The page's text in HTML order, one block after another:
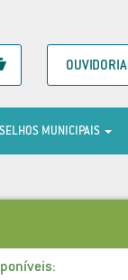
OUVIDORIA
MUNICIPAIS